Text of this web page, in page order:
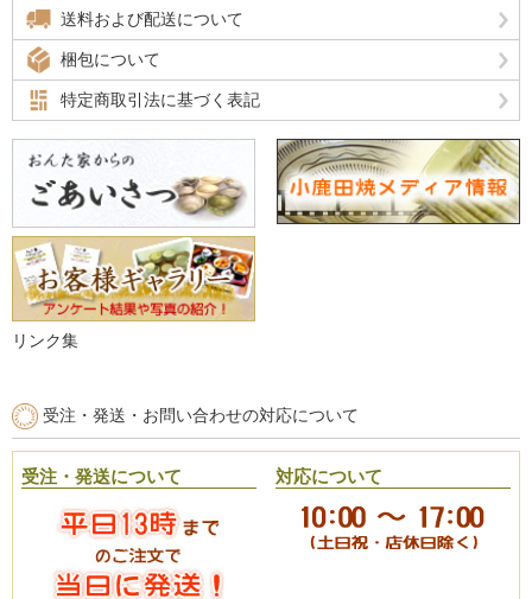
送料および配送について
梱包について
特定商取引法に基づく表記
リンク集
受注・発送・お問い合わせの対応について
受注・発送について 対応について